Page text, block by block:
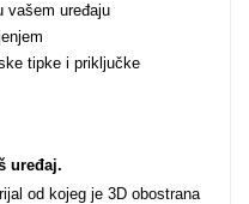
vašem uređaju
tipke i priključke
uređaj.
od kojeg je 3D obostrana
motivi